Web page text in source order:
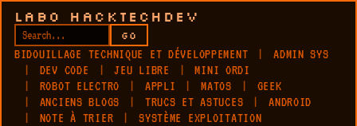
LABO HACKTECHDEV
GO
BIDOUILLAGE TECHNIQUE ET DÉVELOPPEMENT
ADMIN SYS
DEV CODE
JEU LIBRE
MINI ORDI
ROBOT ELECTRO
APPLI MATOS
GEEK
ANCIENS BLOGS
TRUCS ET ASTUCES
ANDROID
NOTE À TRIER
SYSTÈME EXPLOITATION